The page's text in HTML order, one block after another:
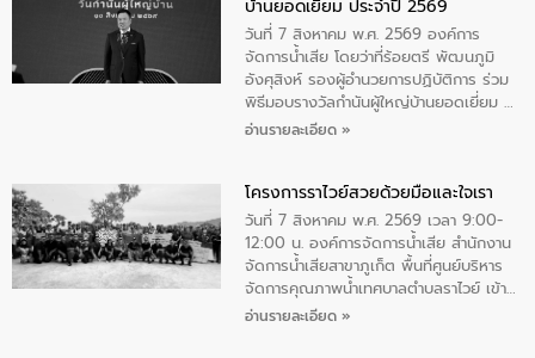
เป็นประธานในพิธี ณ เรือนจําชั่วคราวนาโสก
ตําบลนาโสก อําเภอเมืองมุกดาหาร จังหวัด
มุกดาหาร โดยในกิจกรรมได้ร่วมปลูกป่า และ
ทําความสะอาดภายในบริเวณ จัดกิจกรรม
เพื่อถวายเป็นพระราชกุศล สมเด็จพระนาง
เจ้าสิริกิติ์พระบรมราชินีนาถ พระบรมราช
บ้านยอดเยี่ยม ประจำปี 2569
วันที่ 7 สิงหาคม พ.ศ. 2569 องค์การ
จัดการน้ำเสีย โดยว่าที่ร้อยตรี พัฒนภูมิ
อังศุสิงห์ รองผู้อำนวยการปฏิบัติการ ร่วม
พิธีมอบรางวัลกำนันผู้ใหญ่บ้านยอดเยี่ยม ณ
ทำเนียบรัฐบาล โดยมีนายอนุทิน ชาญวีรกูล
ทองคำและประกาศเกียรติคุณให้แก่ กำนัน
ผู้ใหญ่บ้านยอดเยี่ยม พร้อมกล่าวชื่นชม ให้
โอวาท และมอบนโยบาย
อ่านรายละเอียด »
โครงการราไวย์สวยด้วยมือและใจเรา
วันที่ 7 สิงหาคม พ.ศ. 2569 เวลา 9:00-
12:00 น. องค์การจัดการน้ำเสีย สำนักงาน
จัดการน้ำเสียสาขาภูเก็ต พื้นที่ศูนย์บริหาร
จัดการคุณภาพน้ำเทศบาลตำบลราไวย์ เข้า
ร่วมโครงการราไวย์สวยด้วยมือและใจเรา
อ่านรายละเอียด »